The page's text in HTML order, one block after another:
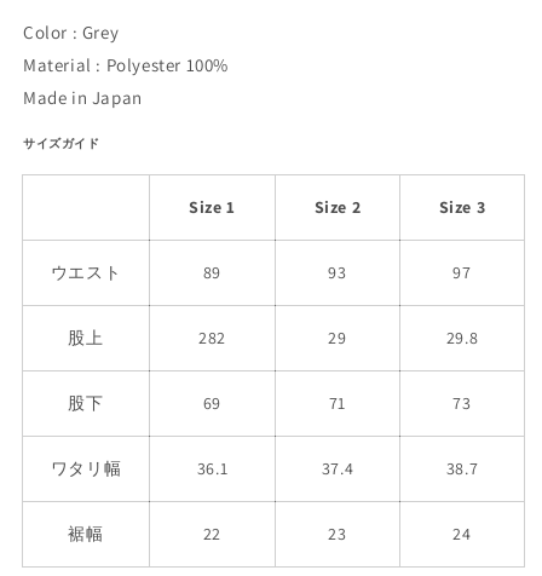
Color : Grey
Material : Polyester 100%
Made in Japan
サイズガイド
Size 1 Size 2 Size 3
ウエスト 89 93 97
股上 282 29 29.8
股下 69 71 73
ワタリ幅 36.1 37.4 38.7
裾幅 22 23 24